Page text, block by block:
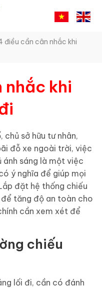
điều cần cân nhắc khi
nhắc khi
sở hữu tư nhân,
đỗ xe ngoài trời, việc
ánh sáng là một việc
ý nghĩa để giúp mọi
đặt hệ thống chiếu
tăng độ an toàn cho
cần xem xét để
chiếu
lối đi, cần có đánh